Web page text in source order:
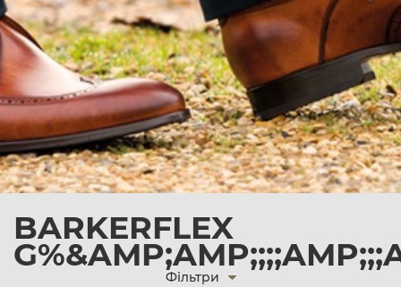
BARKERFLEX
Фільтри